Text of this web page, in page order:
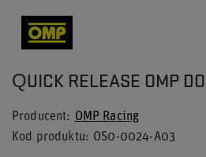
QUICK RELEASE OMP
Producent
OMP Racing
Kod produktu
OS0-0024-A03